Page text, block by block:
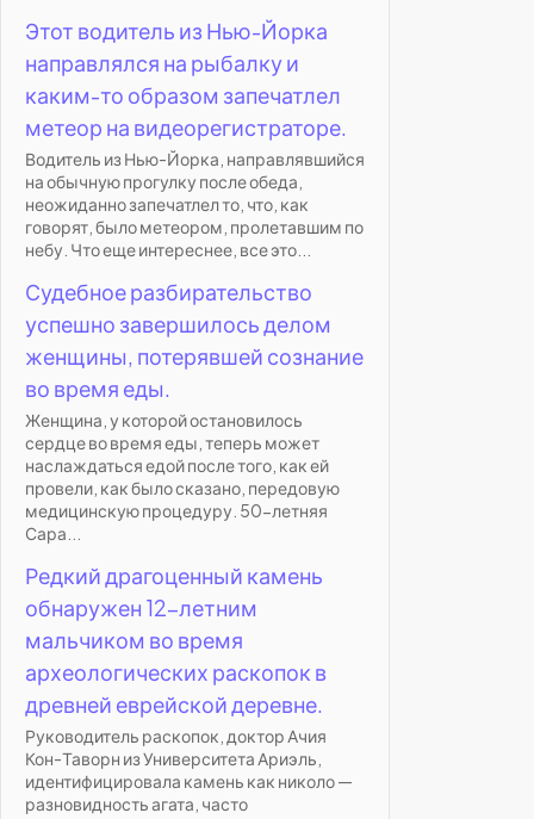
Этот водитель из Нью-Йорка
направлялся на рыбалку и
каким-то образом запечатлел
метеор на видеорегистраторе.
Водитель из Нью-Йорка, направлявшийся
на обычную прогулку после обеда,
неожиданно запечатлел то, что, как
говорят, было метеором, пролетавшим по
небу. Что еще интереснее, все это...
Судебное разбирательство
успешно завершилось делом
женщины, потерявшей сознание
во время еды.
Женщина, у которой остановилось
сердце во время еды, теперь может
наслаждаться едой после того, как ей
провели, как было сказано, передовую
медицинскую процедуру. 50-летняя
Сара...
Редкий драгоценный камень
обнаружен 12-летним
мальчиком во время
археологических раскопок в
древней еврейской деревне.
Руководитель раскопок, доктор Ачия
Кон-Таворн из Университета Ариэль,
идентифицировала камень как николо —
разновидность агата, часто